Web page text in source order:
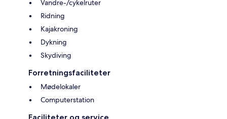
Vandre-/cykelruter
Ridning
Kajakroning
Dykning
Skydiving
Forretningsfaciliteter
Mødelokaler
Computerstation